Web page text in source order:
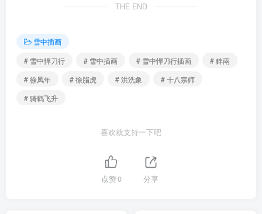
THE END
雪中插画
# 雪中悍刀行
# 雪中插画 # 雪中悍刀行插画
# 鉡兩
# 徐凤年
# 徐脂虎 # 洪洗象
# 十八宗师
# 骑鹤飞升
喜欢就支持一下吧
点赞0 分享